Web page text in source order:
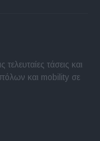
τάσεις και
στόλων και mobility σε